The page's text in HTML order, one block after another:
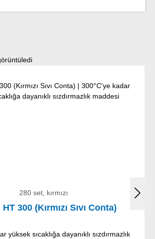
280 set, kırmızı
300 (Kırmızı Sıvı Conta)
yüksek sıcaklığa dayanıklı sızdırmazlık